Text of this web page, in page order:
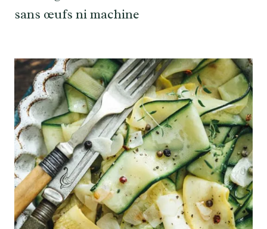
sans œufs ni machine